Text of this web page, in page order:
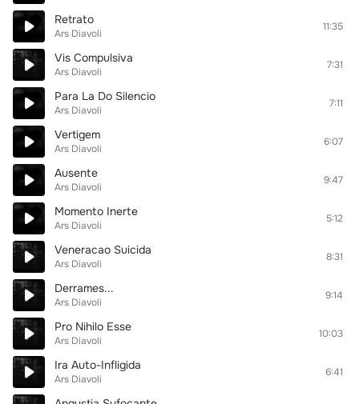
Retrato
Ars Diavoli
11:35
Vis Compulsiva
Ars Diavoli
7:31
Para La Do Silencio
Ars Diavoli
7:11
Vertigem
Ars Diavoli
6:07
Ausente
Ars Diavoli
9:47
Momento Inerte
Ars Diavoli
5:12
Veneracao Suicida
Ars Diavoli
8:31
Derrames...
Ars Diavoli
9:14
Pro Nihilo Esse
Ars Diavoli
10:03
Ira Auto-Infligida
Ars Diavoli
6:41